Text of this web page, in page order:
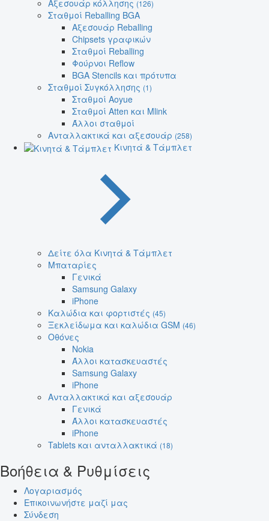
Αξεσουάρ κόλλησης (126)
Σταθμοί Reballing BGA
Αξεσουάρ Reballing
Chipsets γραφικών
Σταθμοί Reballing
Φούρνοι Reflow
BGA Stencils και πρότυπα
Σταθμοί Συγκόλλησης (1)
Σταθμοί Aoyue
Σταθμοί Atten και Mlink
Άλλοι σταθμοί
Ανταλλακτικά και αξεσουάρ (258)
Κινητά & Τάμπλετ
Δείτε όλα Κινητά & Τάμπλετ
Μπαταρίες
Γενικά
Samsung Galaxy
iPhone
Καλώδια και φορτιστές (45)
Ξεκλείδωμα και καλώδια GSM (46)
Οθόνες
Nokia
Άλλοι κατασκευαστές
Samsung Galaxy
iPhone
Ανταλλακτικά και αξεσουάρ
Γενικά
Άλλοι κατασκευαστές
iPhone
Tablets και ανταλλακτικά (18)
Βοήθεια & Ρυθμίσεις
Λογαριασμός
Επικοινωνήστε μαζί μας
Σύνδεση